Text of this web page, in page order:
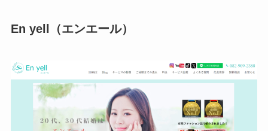
En yell（エンエール）